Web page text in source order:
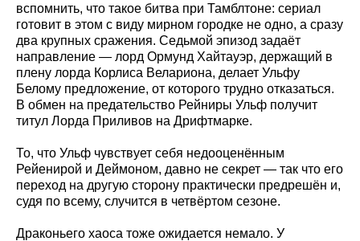
вспомнить, что такое битва при Тамблтоне: сериал
готовит в этом с виду мирном городке не одно, а сразу
два крупных сражения. Седьмой эпизод задаёт
направление — лорд Ормунд Хайтауэр, держащий в
плену лорда Корлиса Велариона, делает Ульфу
Белому предложение, от которого трудно отказаться.
В обмен на предательство Рейниры Ульф получит
титул Лорда Приливов на Дрифтмарке.
То, что Ульф чувствует себя недооценённым
Рейенирой и Деймоном, давно не секрет — так что его
переход на другую сторону практически предрешён и,
судя по всему, случится в четвёртом сезоне.
Драконьего хаоса тоже ожидается немало. У